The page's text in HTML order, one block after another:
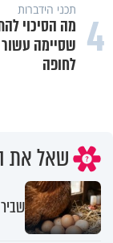
4 תכני הידברות
שסיימה עשור
לחופה
שאל את